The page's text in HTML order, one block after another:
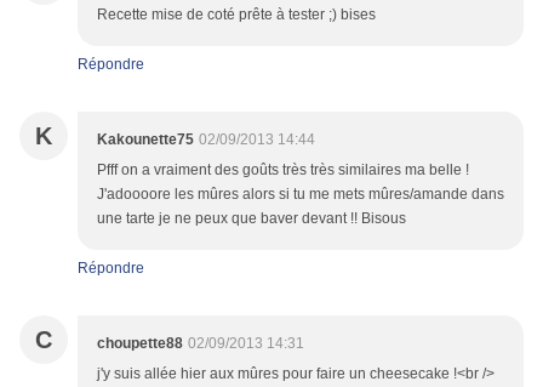
Recette mise de coté prête à tester ;) bises
Répondre
K Kakounette75 02/09/2013 14:44
Pfff on a vraiment des goûts très très similaires ma belle !
J'adoooore les mûres alors si tu me mets mûres/amande dans
une tarte je ne peux que baver devant !! Bisous
Répondre
C choupette88 02/09/2013 14:31
j'y suis allée hier aux mûres pour faire un cheesecake !<br />